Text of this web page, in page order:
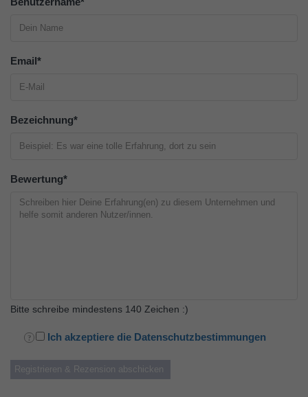
Email*
Bezeichnung*
Bewertung*
Bitte schreibe mindestens 140 Zeichen :)
Ich akzeptiere die Datenschutzbestimmungen